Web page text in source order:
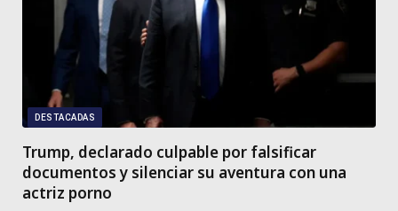
DESTACADAS
Trump, declarado culpable por falsificar
documentos y silenciar su aventura con una
actriz porno